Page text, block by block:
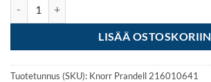
LISÄÄ OSTOSKORIIN
Tuotetunnus (SKU): Knorr Prandell 216010641